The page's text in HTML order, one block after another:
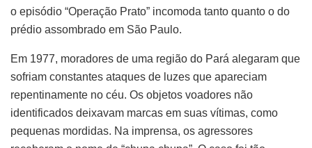
o episódio “Operação Prato” incomoda tanto quanto o do
prédio assombrado em São Paulo.
Em 1977, moradores de uma região do Pará alegaram que
sofriam constantes ataques de luzes que apareciam
repentinamente no céu. Os objetos voadores não
identificados deixavam marcas em suas vítimas, como
pequenas mordidas. Na imprensa, os agressores